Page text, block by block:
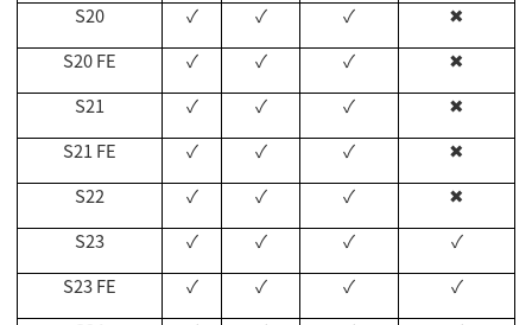
S20
✓ ✓ ✓
✖
S20 FE
✓ ✓ ✓
✖
S21
✓ ✓ ✓
✖
S21 FE
✓ ✓ ✓
✖
S22
✓ ✓ ✓
✖
S23
✓ ✓ ✓
✓
S23 FE
✓ ✓ ✓
✓